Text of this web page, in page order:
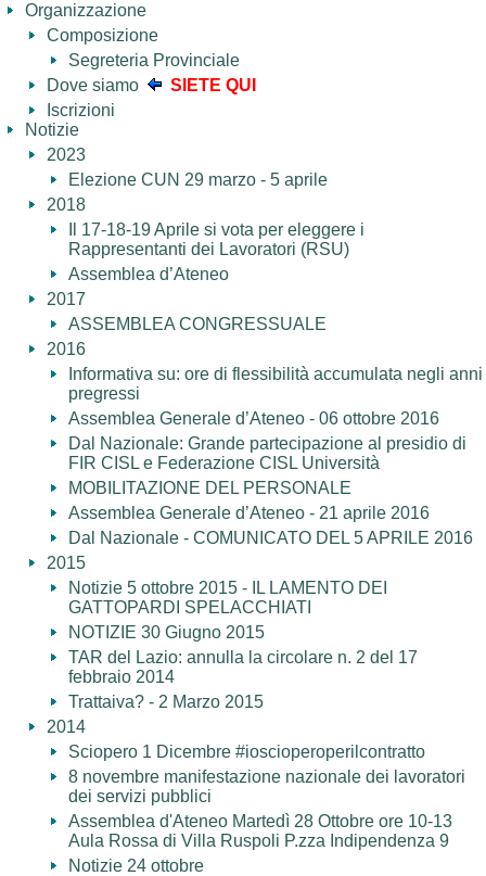
Organizzazione
Composizione
Segreteria Provinciale
Dove siamo
SIETE QUI
Iscrizioni
Notizie
2023
Elezione CUN 29 marzo - 5 aprile
2018
Il 17-18-19 Aprile si vota per eleggere i
Rappresentanti dei Lavoratori (RSU)
Assemblea d’Ateneo
2017
ASSEMBLEA CONGRESSUALE
2016
Informativa su: ore di flessibilità accumulata negli anni
pregressi
Assemblea Generale d’Ateneo - 06 ottobre 2016
Dal Nazionale: Grande partecipazione al presidio di
FIR CISL e Federazione CISL Università
MOBILITAZIONE DEL PERSONALE
Assemblea Generale d’Ateneo - 21 aprile 2016
Dal Nazionale - COMUNICATO DEL 5 APRILE 2016
2015
Notizie 5 ottobre 2015 - IL LAMENTO DEI
GATTOPARDI SPELACCHIATI
NOTIZIE 30 Giugno 2015
TAR del Lazio: annulla la circolare n. 2 del 17
febbraio 2014
Trattaiva? - 2 Marzo 2015
2014
Sciopero 1 Dicembre #ioscioperoperilcontratto
8 novembre manifestazione nazionale dei lavoratori
dei servizi pubblici
Assemblea d'Ateneo Martedì 28 Ottobre ore 10-13
Aula Rossa di Villa Ruspoli P.zza Indipendenza 9
Notizie 24 ottobre